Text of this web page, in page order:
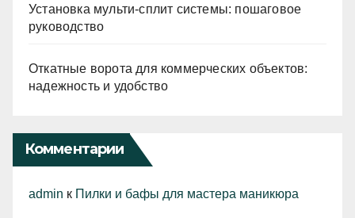
Установка мульти-сплит системы: пошаговое
руководство
Откатные ворота для коммерческих объектов:
надежность и удобство
Комментарии
admin к Пилки и бафы для мастера маникюра